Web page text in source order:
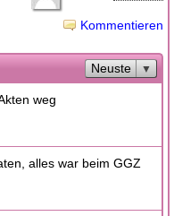
Kommentieren
Neuste
weg
alles war beim GGZ